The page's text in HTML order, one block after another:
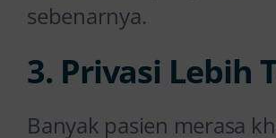
sebenarnya.
3. Privasi Lebih
Banyak pasien merasa